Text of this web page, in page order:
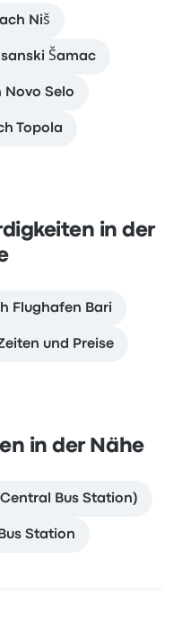
Niš
Šamac
Novo Selo
Topola
in der
Flughafen Bari
und Preise
in der Nähe
Bus Station)
Station